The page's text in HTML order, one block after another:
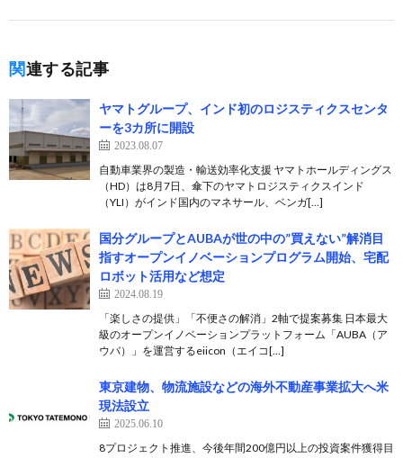
関連する記事
ヤマトグループ、インド初のロジスティクスセンタ
ーを3カ所に開設
2023.08.07
自動車業界の製造・輸送効率化支援 ヤマトホールディングス
（HD）は8月7日、傘下のヤマトロジスティクスインド
（YLI）がインド国内のマネサール、ベンガ[…]
国分グループとAUBAが世の中の”買えない”解消目
指すオープンイノベーションプログラム開始、宅配
ロボット活用など想定
2024.08.19
「楽しさの提供」「不便さの解消」2軸で提案募集 日本最大
級のオープンイノベーションプラットフォーム「AUBA（ア
ウバ）」を運営するeiicon（エイコ[…]
東京建物、物流施設などの海外不動産事業拡大へ米
現法設立
2025.06.10
8プロジェクト推進、今後年間200億円以上の投資案件獲得目